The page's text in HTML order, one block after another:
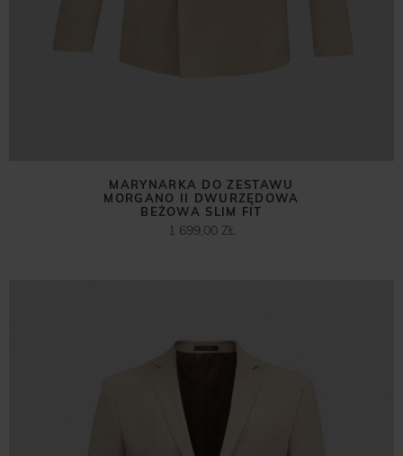
MARYNARKA DO ZESTAWU
MORGANO II DWURZĘDOWA
BEŻOWA SLIM FIT
1 699,00 ZŁ